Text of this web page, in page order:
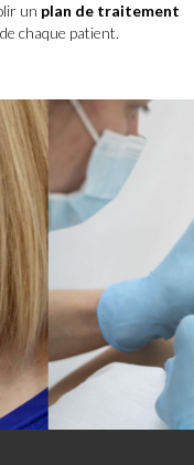
un plan de traitement
chaque patient.